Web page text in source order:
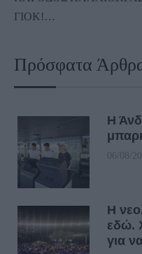
ΓΙΟΚ!…
Πρόσφατα
Η
06/08/
Η
εδώ.
για